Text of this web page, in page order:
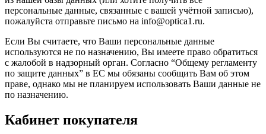
персональные данные, связанные с вашей учётной записью),
пожалуйста отправьте письмо на info@optica1.ru.
Если Вы считаете, что Ваши персональные данные
используются не по назначению, Вы имеете право обратиться
с жалобой в надзорный орган. Согласно “Общему регламенту
по защите данных” в ЕС мы обязаны сообщить Вам об этом
праве, однако мы не планируем использовать Ваши данные не
по назначению.
Кабинет покупателя